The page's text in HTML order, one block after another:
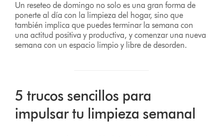
Un reseteo de domingo no solo es una gran forma de
ponerte al día con la limpieza del hogar, sino que
también implica que puedes terminar la semana con
una actitud positiva y productiva, y comenzar una nueva
semana con un espacio limpio y libre de desorden.
5 trucos sencillos para
impulsar tu limpieza semanal